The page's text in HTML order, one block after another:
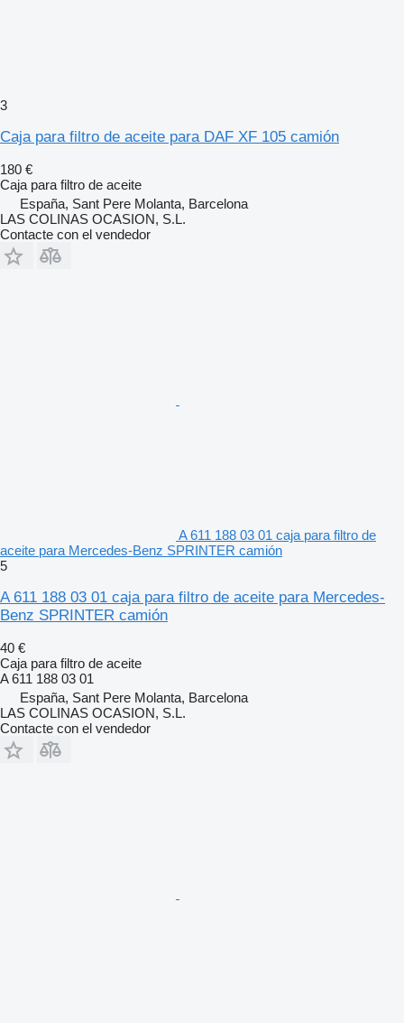
3
Caja para filtro de aceite para DAF XF 105 camión
180 €
Caja para filtro de aceite
España, Sant Pere Molanta, Barcelona
LAS COLINAS OCASION, S.L.
Contacte con el vendedor
A 611 188 03 01 caja para filtro de
aceite para Mercedes-Benz SPRINTER camión
5
A 611 188 03 01 caja para filtro de aceite para Mercedes-
Benz SPRINTER camión
40 €
Caja para filtro de aceite
A 611 188 03 01
España, Sant Pere Molanta, Barcelona
LAS COLINAS OCASION, S.L.
Contacte con el vendedor